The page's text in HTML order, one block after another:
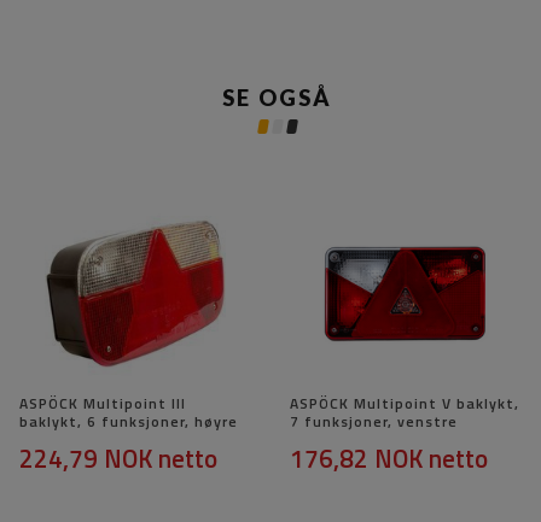
SE OGSÅ
ASPÖCK Multipoint III
baklykt, 6 funksjoner, høyre
224,79 NOKnetto
ASPÖCK Multipoint V baklykt,
7 funksjoner, venstre
176,82 NOKnetto